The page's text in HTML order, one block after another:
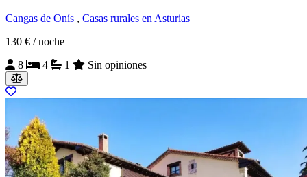
Cangas de Onís , Casas rurales en Asturias
130 € / noche
8
4 1 Sin opiniones